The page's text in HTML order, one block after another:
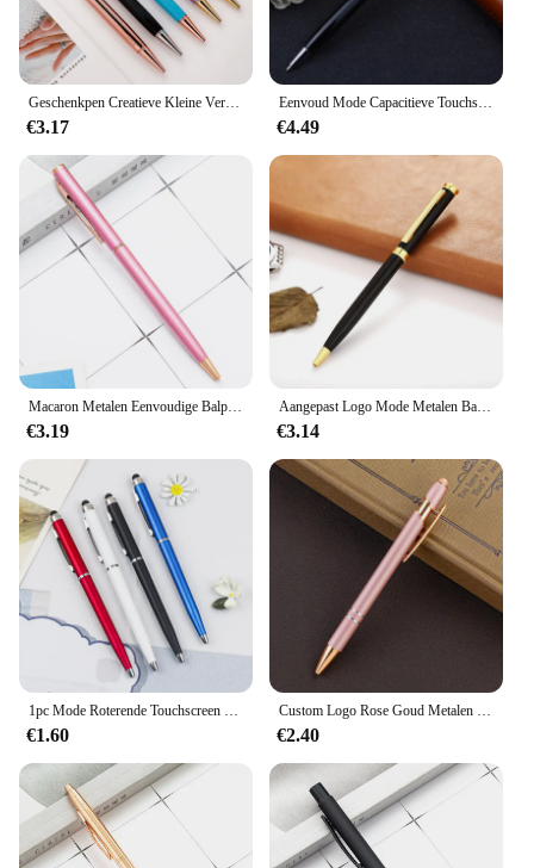
Geschenkpen Creatieve Kleine Verse Handgemaakte Droge Bloem Pen Geoliede Metalen Balpen Lasergravure Custom Logo
€3.17
Eenvoud Mode Capacitieve Touchscreen Balpennen Gepersonaliseerde Aangepaste Logo Carving Naam Kantoorbenodigdheden Geschenken Briefpapier
€4.49
Macaron Metalen Eenvoudige Balpen Creatieve Kleurrijke Pennen Reclame Geschenk Pen Custom Logo School Stationery Office Supplies
€3.19
Aangepast Logo Mode Metalen Balpen Gepersonaliseerde Laser Handtekening Pen Kantoorbenodigdheden Student Briefpapier Leraar Geschenken
€3.14
€1.60 €2.40